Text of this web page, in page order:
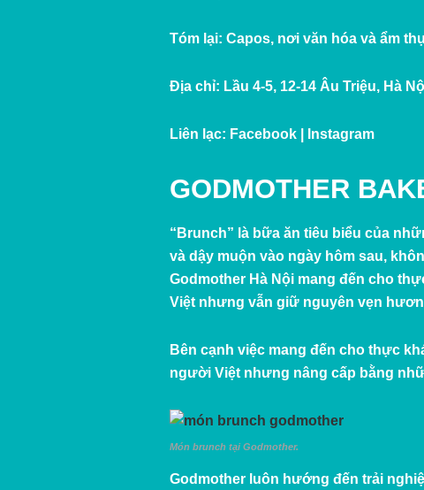
Tóm lại: Capos, nơi văn hóa và ẩm
Địa chỉ: Lầu 4-5, 12-14 Âu Triệu, Hà
Liên lạc: Facebook Instagram
GODMOTHER
“Brunch” là bữa ăn tiêu biểu của
và dậy muộn vào ngày hôm sau,
Godmother Hà Nội mang đến cho
Việt nhưng vẫn giữ nguyên vẹn
Bên cạnh việc mang đến cho thực
người Việt nhưng nâng cấp bằng
Món brunch tại Godmother.
Godmother luôn hướng đến trải